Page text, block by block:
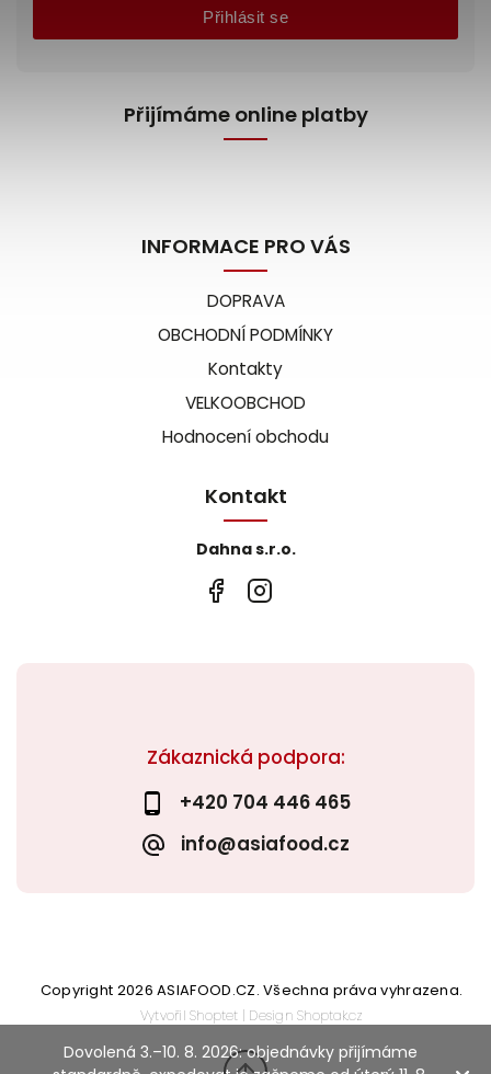
Dovolená 3.–10. 8. 2026: objednávky přijímáme
Zákaznická podpora:
+420 704 446 465
info@asiafood.cz
Přihlásit se
Přijímáme online platby
INFORMACE PRO VÁS
DOPRAVA
OBCHODNÍ PODMÍNKY
Kontakty
VELKOOBCHOD
Hodnocení obchodu
Kontakt
Dahna s.r.o.
Copyright 2026ASIAFOOD.CZ. Všechna práva vyhrazena.
VytvořilShoptet | DesignShoptak.cz